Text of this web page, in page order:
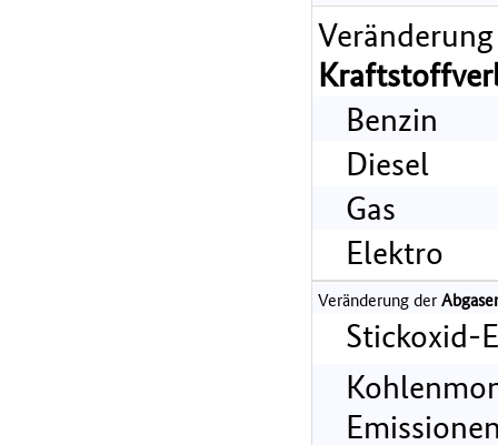
Benzin
Diesel
Gas
Elektro
Veränderung der
Stickoxid-